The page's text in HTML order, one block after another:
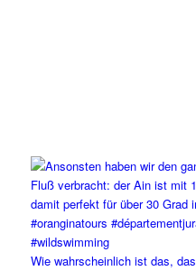
Wie wahrscheinlich ist das,